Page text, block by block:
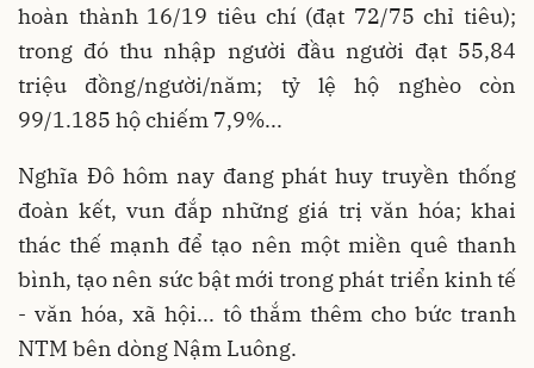
hoàn thành 16/19 tiêu chí (đạt 72/75 chỉ tiêu);
trong đó thu nhập người đầu người đạt 55,84
triệu đồng/người/năm; tỷ lệ hộ nghèo còn
99/1.185 hộ chiếm 7,9%...
Nghĩa Đô hôm nay đang phát huy truyền thống
đoàn kết, vun đắp những giá trị văn hóa; khai
thác thế mạnh để tạo nên một miền quê thanh
bình, tạo nên sức bật mới trong phát triển kinh tế
- văn hóa, xã hội... tô thắm thêm cho bức tranh
NTM bên dòng Nậm Luông.